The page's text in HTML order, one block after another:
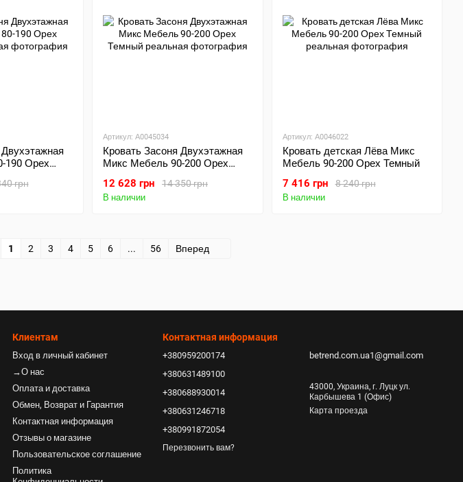
190 Орех
грн
Артикул: А0045034
Кровать Засоня Двухэтажная
Микс Мебель 90-200 Орех
14 350 грн
12 628 грн
В наличии
Артикул: А0046022
Кровать детская Лёва Микс
Мебель 90-200 Орех Темный
8 240 грн
7 416 грн
В наличии
1 2 3 4 5 6 ... 56 Вперед
Клиентам
Вход в личный кабинет
→О нас
Оплата и доставка
Обмен, Возврат и Гарантия
Контактная информация
Отзывы о магазине
Пользовательское соглашение
Политика
Контактная информация
+380959200174
+380631489100
+380688930014
+380631246718
+380991872054
Перезвонить вам?
betrend.com.ua1@gmail.com
43000, Украина, г. Луцк ул.
Карбышева 1 (Офис)
Карта проезда